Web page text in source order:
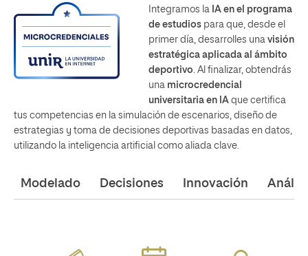
Integramos la IA en el programa
de estudios para que, desde el
primer día, desarrolles una visión
estratégica aplicada al ámbito
deportivo. Al finalizar, obtendrás
una microcredencial
universitaria en IA que certifica
tus competencias en la simulación de escenarios, diseño de
estrategias y toma de decisiones deportivas basadas en datos,
utilizando la inteligencia artificial como aliada clave.
Modelado Decisiones Innovación